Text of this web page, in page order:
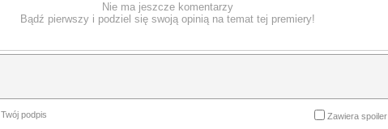
Nie ma jeszcze komentarzy
Bądź pierwszy i podziel się swoją opinią na temat tej premiery!
Twój podpis Zawiera spoiler